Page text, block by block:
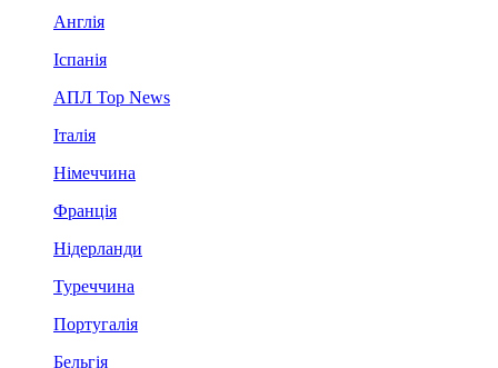
Англія
Іспанія
АПЛ Top News
Італія
Німеччина
Франція
Нідерланди
Туреччина
Португалія
Бельгія